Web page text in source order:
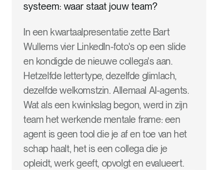
systeem: waar staat jouw team?
In een kwartaalpresentatie zette Bart
Wullems vier LinkedIn-foto's op een slide
en kondigde de nieuwe collega's aan.
Hetzelfde lettertype, dezelfde glimlach,
dezelfde welkomstzin. Allemaal AI-agents.
Wat als een kwinkslag begon, werd in zijn
team het werkende mentale frame: een
agent is geen tool die je af en toe van het
schap haalt, het is een collega die je
opleidt, werk geeft, opvolgt en evalueert.